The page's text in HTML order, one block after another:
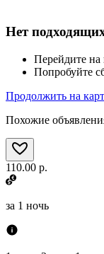
Нет
Перейдите на
Попробуйте
Продолжить на
Похожие
110.00 р.
за 1 ночь